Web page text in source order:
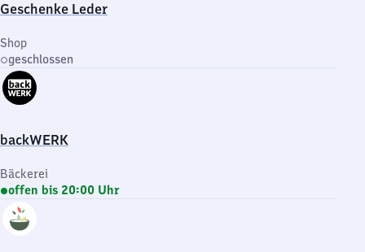
Geschenke Leder
Shop
geschlossen
backWERK
Bäckerei
offen bis 20:00 Uhr